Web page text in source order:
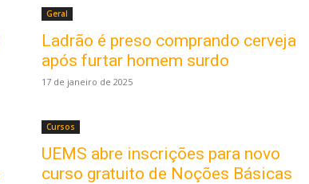
Geral
Ladrão é preso comprando cerveja
após furtar homem surdo
17 de janeiro de 2025
Cursos
UEMS abre inscrições para novo
curso gratuito de Noções Básicas